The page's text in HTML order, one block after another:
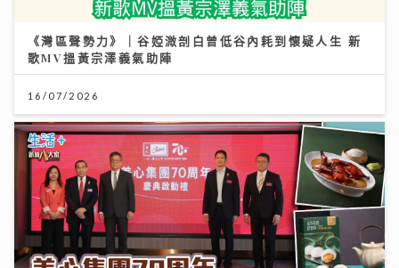
《灣區聲勢力》｜谷婭溦剖白曾低谷內耗到懷疑人生 新
歌MV搵黃宗澤義氣助陣
16/07/2026